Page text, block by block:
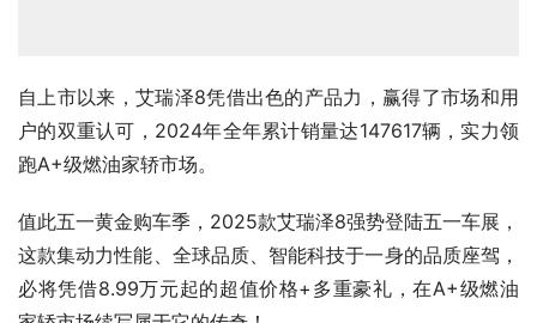
自上市以来，艾瑞泽8凭借出色的产品力，赢得了市场和用
户的双重认可，2024年全年累计销量达147617辆，实力领
跑A+级燃油家轿市场。
值此五一黄金购车季，2025款艾瑞泽8强势登陆五一车展，
这款集动力性能、全球品质、智能科技于一身的品质座驾，
必将凭借8.99万元起的超值价格+多重豪礼，在A+级燃油